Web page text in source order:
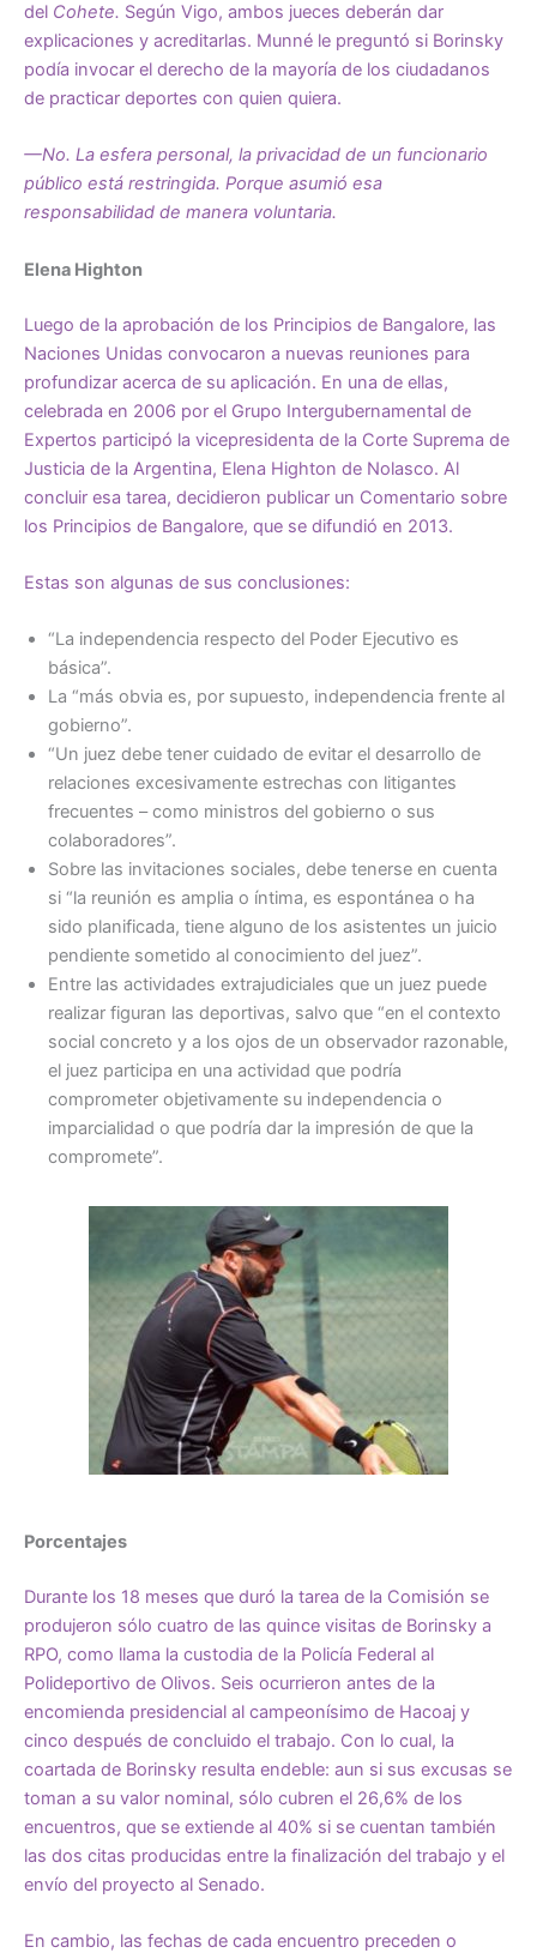
del Cohete. Según Vigo, ambos jueces deberán dar
explicaciones y acreditarlas. Munné le preguntó si Borinsky
podía invocar el derecho de la mayoría de los ciudadanos
de practicar deportes con quien quiera.
—No. La esfera personal, la privacidad de un funcionario
público está restringida. Porque asumió esa
responsabilidad de manera voluntaria.
Elena Highton
Luego de la aprobación de los Principios de Bangalore, las
Naciones Unidas convocaron a nuevas reuniones para
profundizar acerca de su aplicación. En una de ellas,
celebrada en 2006 por el Grupo Intergubernamental de
Expertos participó la vicepresidenta de la Corte Suprema de
Justicia de la Argentina, Elena Highton de Nolasco. Al
concluir esa tarea, decidieron publicar un Comentario sobre
los Principios de Bangalore, que se difundió en 2013.
Estas son algunas de sus conclusiones:
“La independencia respecto del Poder Ejecutivo es
básica”.
La “más obvia es, por supuesto, independencia frente al
gobierno”.
“Un juez debe tener cuidado de evitar el desarrollo de
relaciones excesivamente estrechas con litigantes
frecuentes – como ministros del gobierno o sus
colaboradores”.
Sobre las invitaciones sociales, debe tenerse en cuenta
si “la reunión es amplia o íntima, es espontánea o ha
sido planificada, tiene alguno de los asistentes un juicio
pendiente sometido al conocimiento del juez”.
Entre las actividades extrajudiciales que un juez puede
realizar figuran las deportivas, salvo que “en el contexto
social concreto y a los ojos de un observador razonable,
el juez participa en una actividad que podría
comprometer objetivamente su independencia o
imparcialidad o que podría dar la impresión de que la
compromete”.
Porcentajes
Durante los 18 meses que duró la tarea de la Comisión se
produjeron sólo cuatro de las quince visitas de Borinsky a
RPO, como llama la custodia de la Policía Federal al
Polideportivo de Olivos. Seis ocurrieron antes de la
encomienda presidencial al campeonísimo de Hacoaj y
cinco después de concluido el trabajo. Con lo cual, la
coartada de Borinsky resulta endeble: aun si sus excusas se
toman a su valor nominal, sólo cubren el 26,6% de los
encuentros, que se extiende al 40% si se cuentan también
las dos citas producidas entre la finalización del trabajo y el
envío del proyecto al Senado.
En cambio, las fechas de cada encuentro preceden o